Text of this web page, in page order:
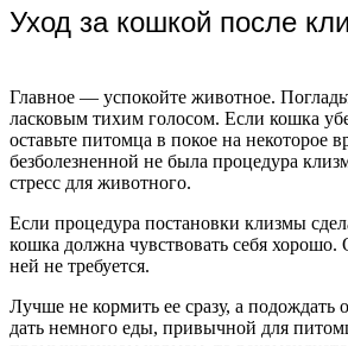
Уход за кошкой после
Главное — успокойте животное.
ласковым тихим голосом. Если кошка
оставьте питомца в покое на некоторое
безболезненной не была процедура
стресс для животного.
Если процедура постановки клизмы
кошка должна чувствовать себя хорошо.
ней не требуется.
Лучше не кормить ее сразу, а подождать
дать немного еды, привычной для